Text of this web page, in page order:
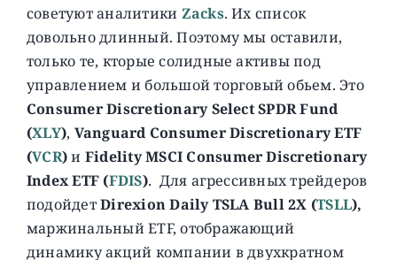
советуют аналитики Zacks. Их список
довольно длинный. Поэтому мы оставили,
только те, кторые солидные активы под
управлением и большой торговый обьем. Это
Consumer Discretionary Select SPDR Fund
(XLY), Vanguard Consumer Discretionary ETF
(VCR)и Fidelity MSCI Consumer Discretionary
Index ETF (FDIS). Для агрессивных трейдеров
подойдетDirexion Daily TSLA Bull 2X (TSLL),
маржинальный ETF, отображающий
динамику акций компании в двухкратном